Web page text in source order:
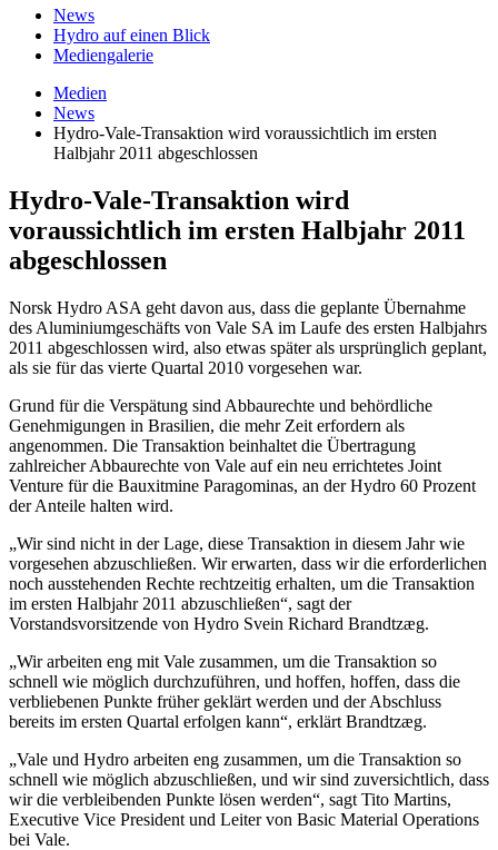
News
Hydro auf einen Blick
Mediengalerie
Medien
News
Hydro-Vale-Transaktion wird voraussichtlich im ersten
Halbjahr 2011 abgeschlossen
Hydro-Vale-Transaktion wird
voraussichtlich im ersten Halbjahr 2011
abgeschlossen
Norsk Hydro ASA geht davon aus, dass die geplante Übernahme
des Aluminiumgeschäfts von Vale SA im Laufe des ersten Halbjahrs
2011 abgeschlossen wird, also etwas später als ursprünglich geplant,
als sie für das vierte Quartal 2010 vorgesehen war.
Grund für die Verspätung sind Abbaurechte und behördliche
Genehmigungen in Brasilien, die mehr Zeit erfordern als
angenommen. Die Transaktion beinhaltet die Übertragung
zahlreicher Abbaurechte von Vale auf ein neu errichtetes Joint
Venture für die Bauxitmine Paragominas, an der Hydro 60 Prozent
der Anteile halten wird.
„Wir sind nicht in der Lage, diese Transaktion in diesem Jahr wie
vorgesehen abzuschließen. Wir erwarten, dass wir die erforderlichen
noch ausstehenden Rechte rechtzeitig erhalten, um die Transaktion
im ersten Halbjahr 2011 abzuschließen“, sagt der
Vorstandsvorsitzende von Hydro Svein Richard Brandtzæg.
„Wir arbeiten eng mit Vale zusammen, um die Transaktion so
schnell wie möglich durchzuführen, und hoffen, hoffen, dass die
verbliebenen Punkte früher geklärt werden und der Abschluss
bereits im ersten Quartal erfolgen kann“, erklärt Brandtzæg.
„Vale und Hydro arbeiten eng zusammen, um die Transaktion so
schnell wie möglich abzuschließen, und wir sind zuversichtlich, dass
wir die verbleibenden Punkte lösen werden“, sagt Tito Martins,
Executive Vice President und Leiter von Basic Material Operations
bei Vale.